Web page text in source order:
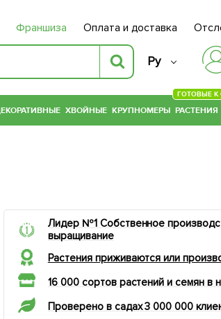
Франшиза Оплата и доставка
Ру
ХВОЙНЫЕ КРУПНОМЕРЫ РАСТЕНИЯ
ГОТОВЫЕ К
Лидер №1 Собственное
выращивание
Растения приживаются или
16 000 сортов растений и семян в
Проверено в садах 3 000 000